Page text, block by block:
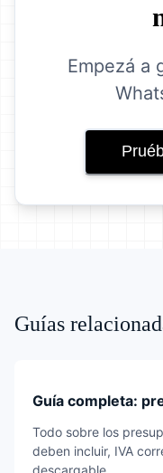
Empezá a
Guías
Guía completa:
Todo sobre los
deben incluir, IVA
descargable.